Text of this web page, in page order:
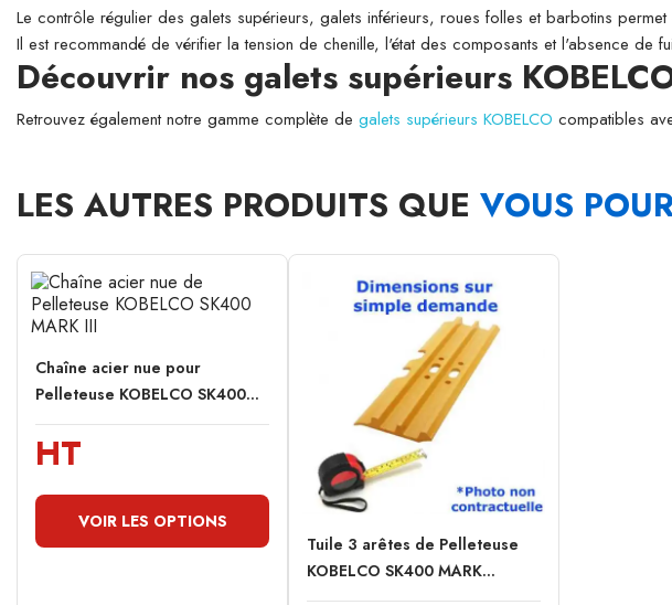
Le contrôle régulier des galets supérieurs, galets inférieurs, roues folles et barbotins
Il est recommandé de vérifier la tension de chenille, l'état des composants et l'absence
Découvrir nos galets supérieurs
Retrouvez également notre gamme complète de galets supérieurs KOBELCO compatibles
LES AUTRES PRODUITS QUE VOUS
Chaîne acier nue pour
Pelleteuse KOBELCO SK400...
HT
VOIR LES OPTIONS
Tuile 3 arêtes de Pelleteuse
KOBELCO SK400 MARK...